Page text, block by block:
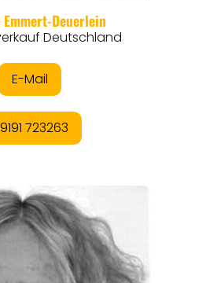
ORTE
EVENTS
REISEFÜHRER
THEMEN